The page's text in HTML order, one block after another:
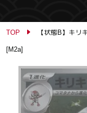
TOP 【状態B】キリ
[M2a]